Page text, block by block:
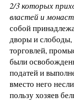
2/3 которых
властей и
собой
дворы и слободы,
торговлей,
были
податей и
вместо него
пользу хозяев